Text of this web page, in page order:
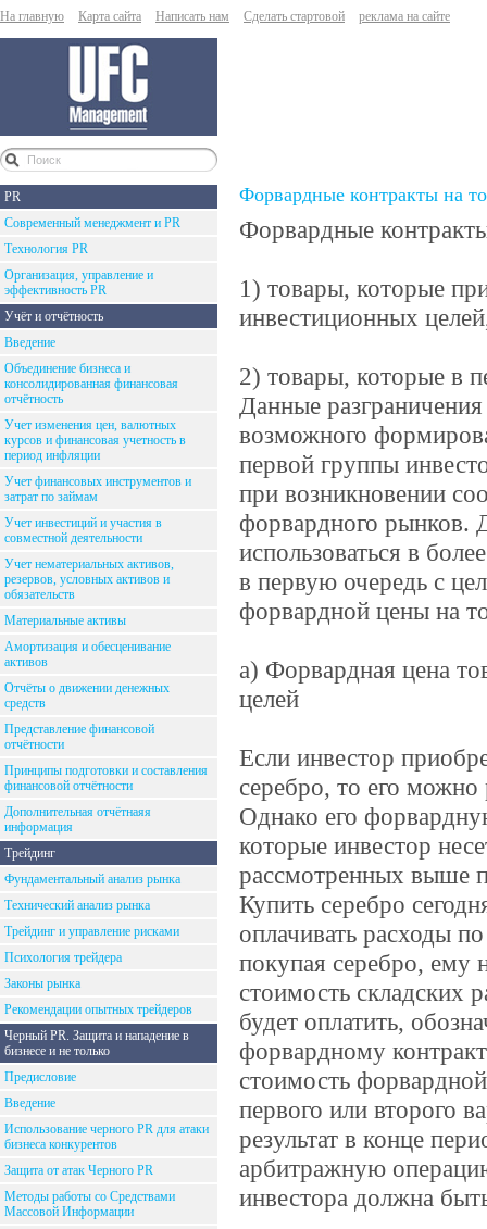
На главную Карта сайта Написать нам Сделать стартовой реклама на сайте
PR
Современный менеджмент и PR
Технология PR
Организация, управление и
эффективность PR
Учёт и отчётность
Введение
Объединение бизнеса и
консолидированная финансовая
отчётность
Учет изменения цен, валютных
курсов и финансовая учетность в
период инфляции
Учет финансовых инструментов и
затрат по займам
Учет инвестиций и участия в
совместной деятельности
Учет нематериальных активов,
резервов, условных активов и
обязательств
Материальные активы
Амортизация и обесценивание
активов
Отчёты о движении денежных
средств
Представление финансовой
отчётности
Принципы подготовки и составления
финансовой отчётности
Дополнительная отчётнаяя
информация
Трейдинг
Фундаментальный анализ рынка
Технический анализ рынка
Трейдинг и управление рисками
Психология трейдера
Законы рынка
Рекомендации опытных трейдеров
Черный PR. Защита и нападение в
бизнесе и не только
Предисловие
Введение
Использование черного PR для атаки
бизнеса конкурентов
Защита от атак Черного PR
Методы работы со Средствами
Массовой Информации
Форвардные контракты на
Форвардные
1) товары, которые
инвестиционных
2) товары, которые в
Данные
возможного
первой группы
при возникновении
форвардного рынков.
использоваться в
в первую очередь с
форвардной цены на
а) Форвардная цена
целей
Если инвестор
серебро, то его можно
Однако его
которые инвестор
рассмотренных выше
Купить серебро
оплачивать расходы
покупая серебро, ему
стоимость складских
будет оплатить,
форвардному
стоимость
первого или второго
результат в конце
арбитражную
инвестора должна